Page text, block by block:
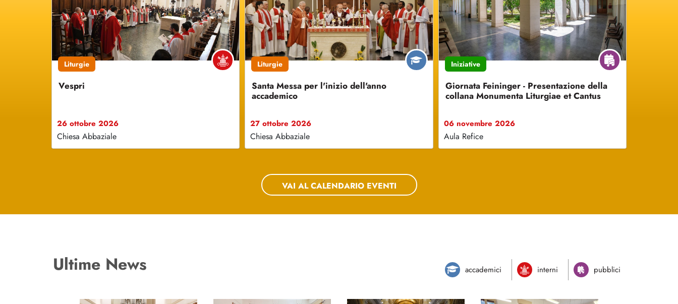
Liturgie
Vespri
Liturgie
Santa Messa per l'inizio dell'anno
accademico
27 ottobre 2026
Iniziative
Giornata Feininger - Presentazione della
collana Monumenta Liturgiae et Cantus
06 novembre 2026